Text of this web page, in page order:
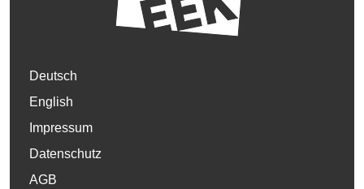
Deutsch
English
Impressum
Datenschutz
AGB